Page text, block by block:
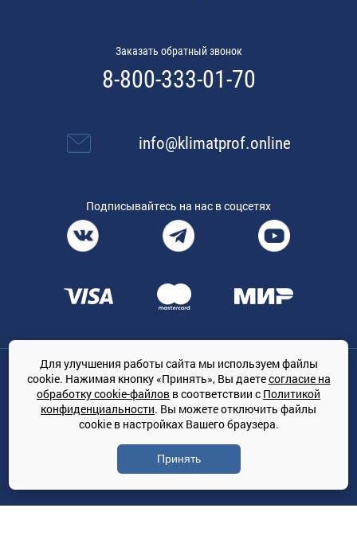
Заказать обратный звонок
8-800-333-01-70
info@klimatprof.online
Подписывайтесь на нас в соцсетях
Общество с ограниченной ответственностью «ТРЕЙДКОН», ОГРН:
1167847364079, 197022, г. Санкт-Петербург, проспект Медиков, 7
КЛИМАТПРОФ.ONLINE - оптовая продажа кондиционеров и
климатической техники на территории РФ
© Сайт принадлежит ООО «ТРЕЙДКОН»
Политика конфиденциальности
Для улучшения работы сайта мы используем файлы
cookie. Нажимая кнопку «Принять», Вы даетесогласие на
обработку cookie-файлов в соответствии с Политикой
конфиденциальности. Вы можете отключить файлы
cookie в настройках Вашего браузера.
Принять